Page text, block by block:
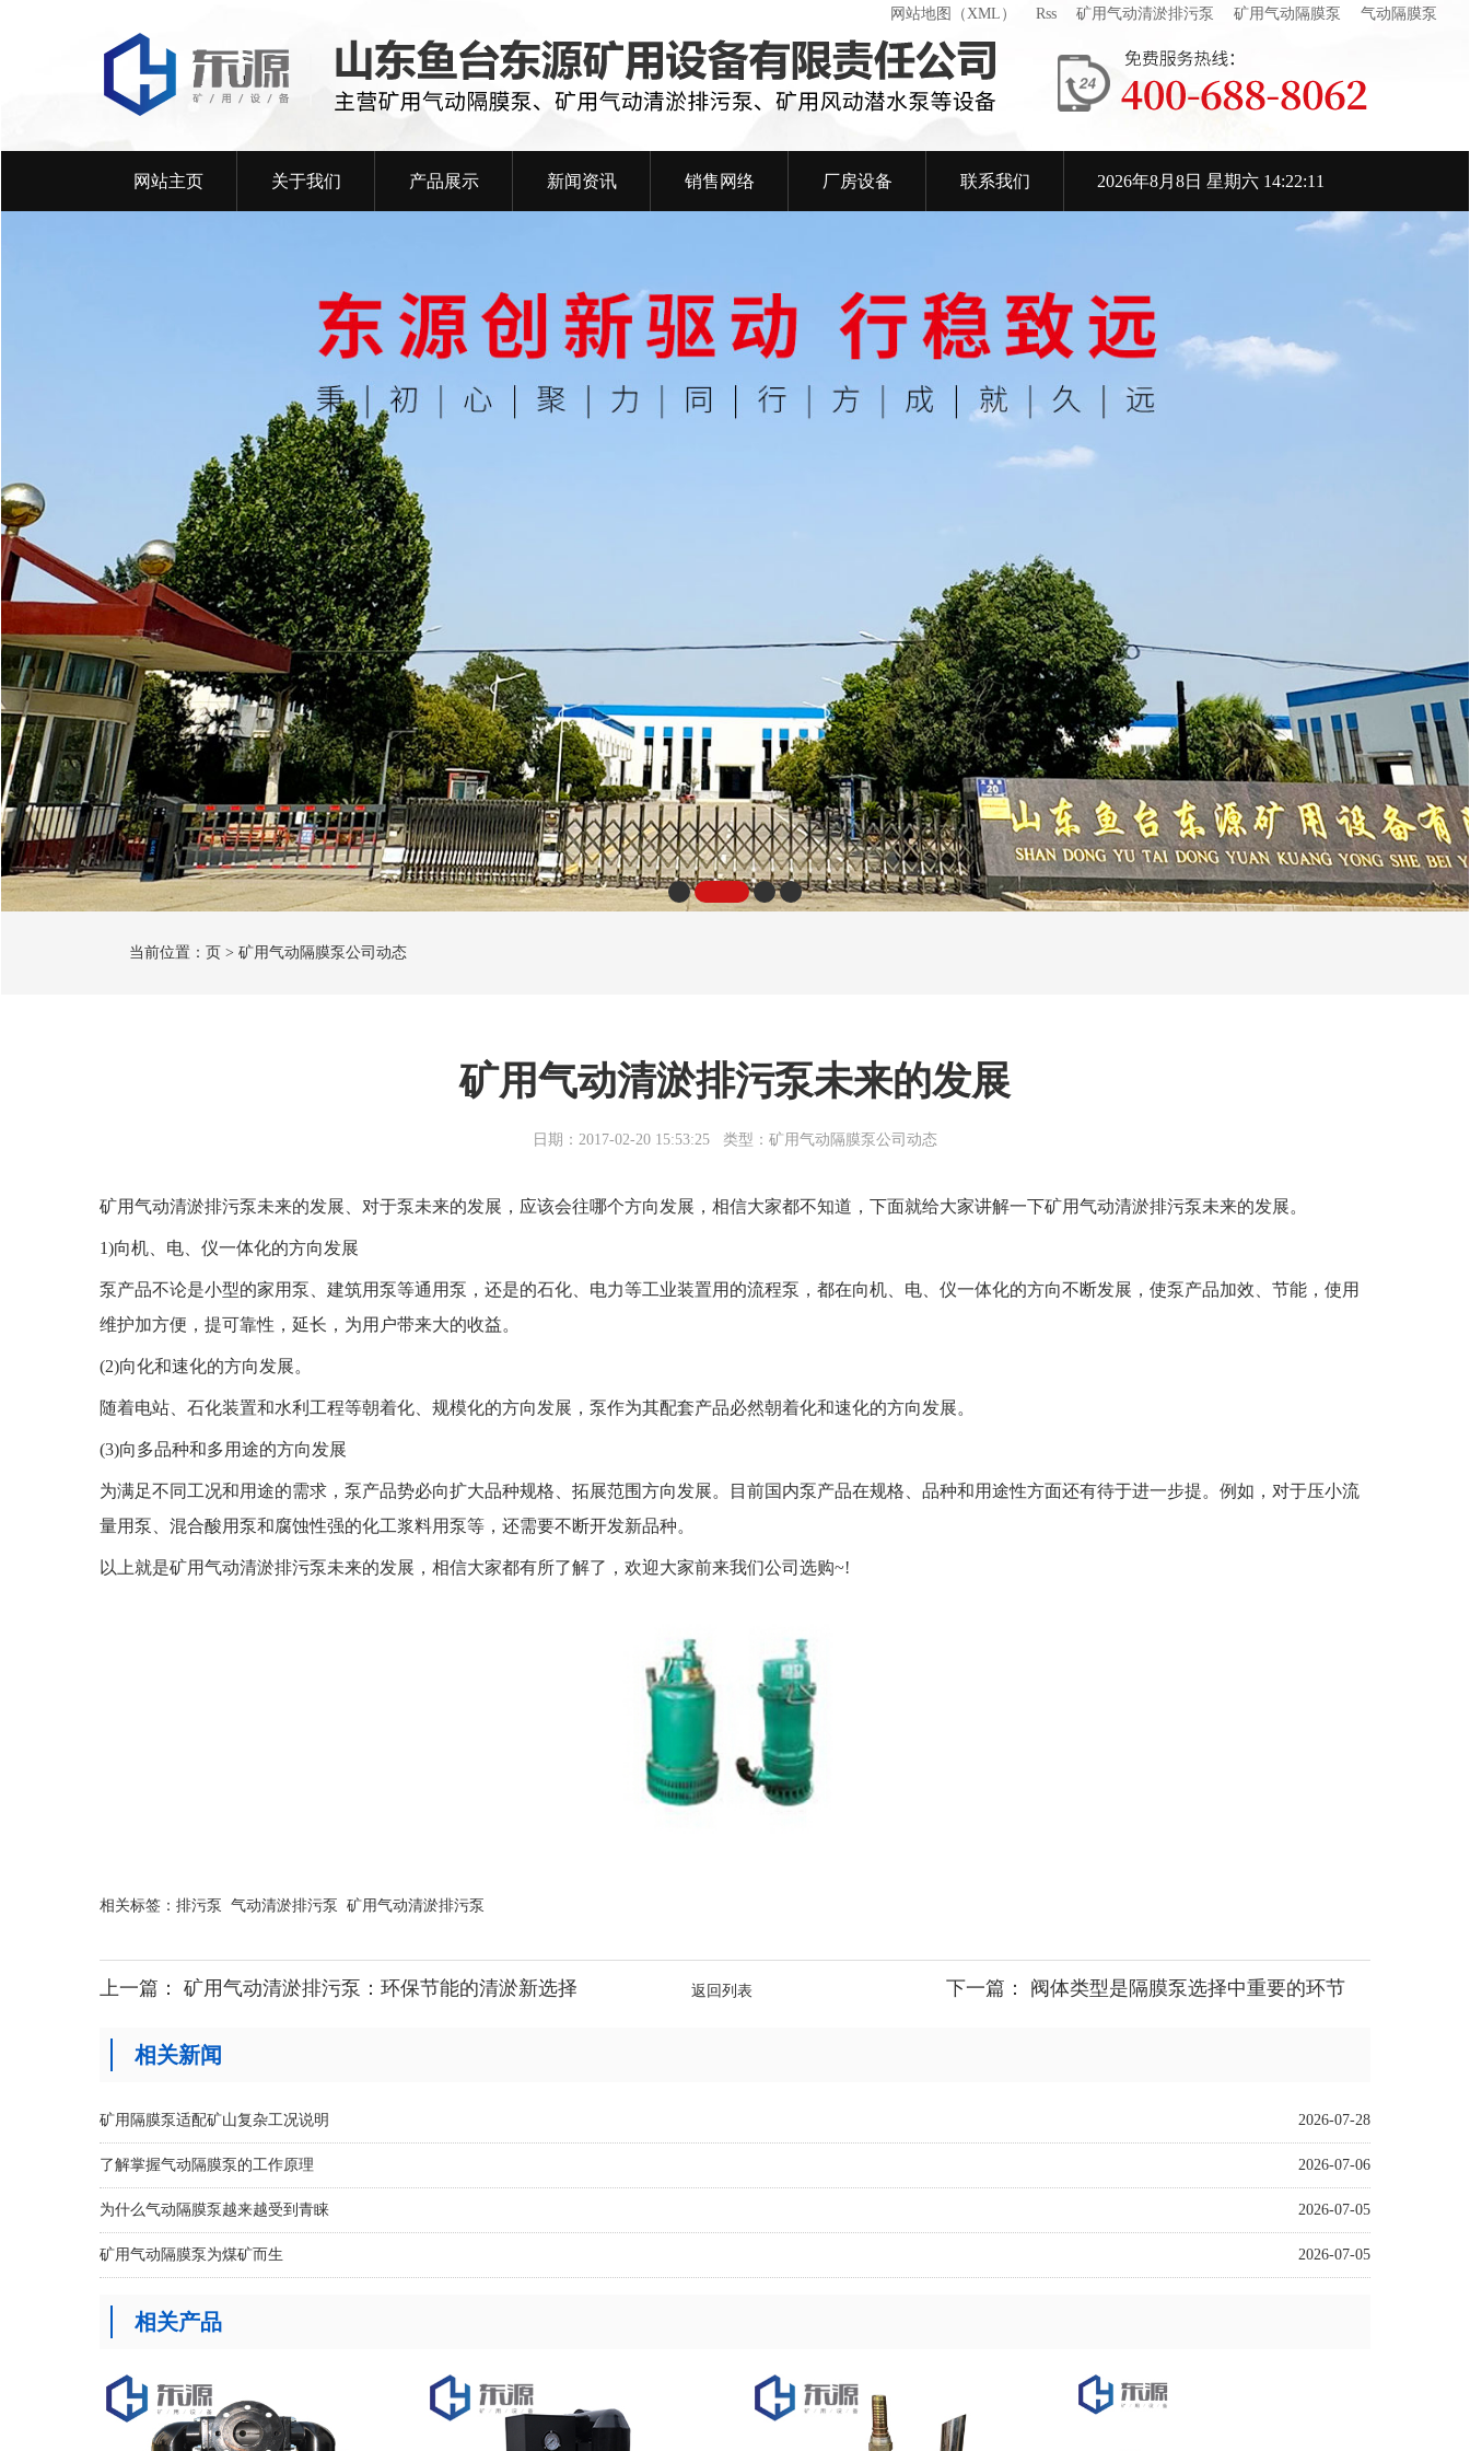
网站地图（XML） Rss 矿用气动清淤排污泵 矿用气动隔膜泵 气动隔膜泵
网站主页 关于我们 产品展示 新闻资讯 销售网络 厂房设备 联系我们 2026年8月8日 星期六 14:22:12
当前位置： 页 > 矿用气动隔膜泵公司动态
矿用气动清淤排污泵未来的发展
日期：2017-02-20 15:53:25 类型：矿用气动隔膜泵公司动态
矿用气动清淤排污泵未来的发展、对于泵未来的发展，应该会往哪个方向发展，相信大家都不知道，下面就给大家讲解一下矿用气动清淤排污泵未来的发展。
1)向机、电、仪一体化的方向发展
泵产品不论是小型的家用泵、建筑用泵等通用泵，还是的石化、电力等工业装置用的流程泵，都在向机、电、仪一体化的方向不断发展，使泵产品加效、节能，使用
维护加方便，提可靠性，延长，为用户带来大的收益。
(2)向化和速化的方向发展。
随着电站、石化装置和水利工程等朝着化、规模化的方向发展，泵作为其配套产品必然朝着化和速化的方向发展。
(3)向多品种和多用途的方向发展
为满足不同工况和用途的需求，泵产品势必向扩大品种规格、拓展范围方向发展。目前国内泵产品在规格、品种和用途性方面还有待于进一步提。例如，对于压小流
量用泵、混合酸用泵和腐蚀性强的化工浆料用泵等，还需要不断开发新品种。
以上就是矿用气动清淤排污泵未来的发展，相信大家都有所了解了，欢迎大家前来我们公司选购~!
相关标签： 排污泵 气动清淤排污泵 矿用气动清淤排污泵
上一篇： 矿用气动清淤排污泵：环保节能的清淤新选择 返回列表 下一篇： 阀体类型是隔膜泵选择中重要的环节
相关新闻
矿用隔膜泵适配矿山复杂工况说明 2026-07-28
了解掌握气动隔膜泵的工作原理 2026-07-06
为什么气动隔膜泵越来越受到青睐 2026-07-05
矿用气动隔膜泵为煤矿而生 2026-07-05
相关产品